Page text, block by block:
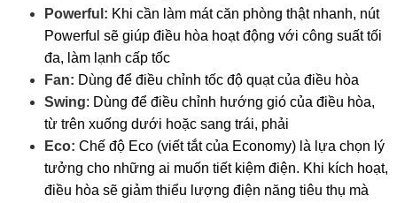
Powerful: Khi cần làm mát căn phòng thật nhanh, nút
Powerful sẽ giúp điều hòa hoạt động với công suất tối
đa, làm lạnh cấp tốc
Fan: Dùng để điều chỉnh tốc độ quạt của điều hòa
Swing: Dùng để điều chỉnh hướng gió của điều hòa,
từ trên xuống dưới hoặc sang trái, phải
Eco: Chế độ Eco (viết tắt của Economy) là lựa chọn lý
tưởng cho những ai muốn tiết kiệm điện. Khi kích hoạt,
điều hòa sẽ giảm thiểu lượng điện năng tiêu thụ mà